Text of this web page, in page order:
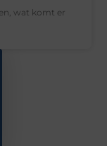
wat komt er